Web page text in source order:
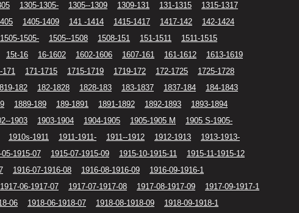
1305-1305- 1305--1309 1309-131 131-1315
1315-1317
1405-1409 141 -1414 1415-1417 1417-142
142-1424
1505-1505- 1505--1508 1508-151 151-1511
1511-1515
15t-16 16-1602 1602-1606 1607-161 161-1612
1613-1619
171 171-1715 1715-1719 1719-172 172-1725
1725-1728
182 182-1828 1828-183 183-1837 1837-184
184-1843
1889-189 189-1891 1891-1892 1892-1893
1893-1894
1903 1903-1904 1904-1905 1905-1905 M
1905 S-1905-
1910s-1911 1911-1911- 1911--1912 1912-1913
1913-1913-
05-1915-07 1915-07-1915-09 1915-10-1915-11
1915-11-1915-12
1916-07-1916-08 1916-08-1916-09
1916-09-1916-1
1917-06-1917-07 1917-07-1917-08 1917-08-1917-09
1917-09-1917-1
06 1918-06-1918-07 1918-08-1918-09
1918-09-1918-1